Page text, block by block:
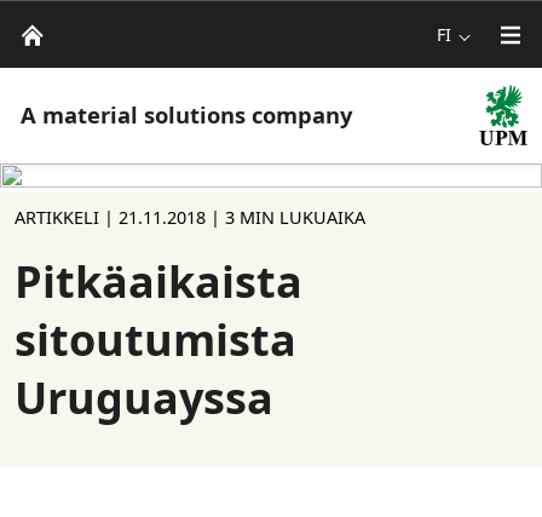
FI
A material solutions company
ARTIKKELI | 21.11.2018 | 3 MIN LUKUAIKA
Pitkäaikaista
sitoutumista
Uruguayssa